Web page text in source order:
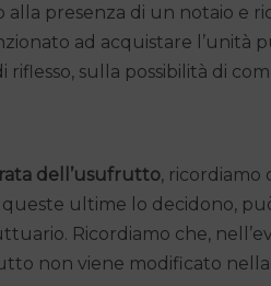
presenza di un notaio e
ad acquistare l’unità
riflesso, sulla possibilità di
dell’usufrutto, ricordiamo
ultime lo decidono,
Ricordiamo che,
non viene modificato nella